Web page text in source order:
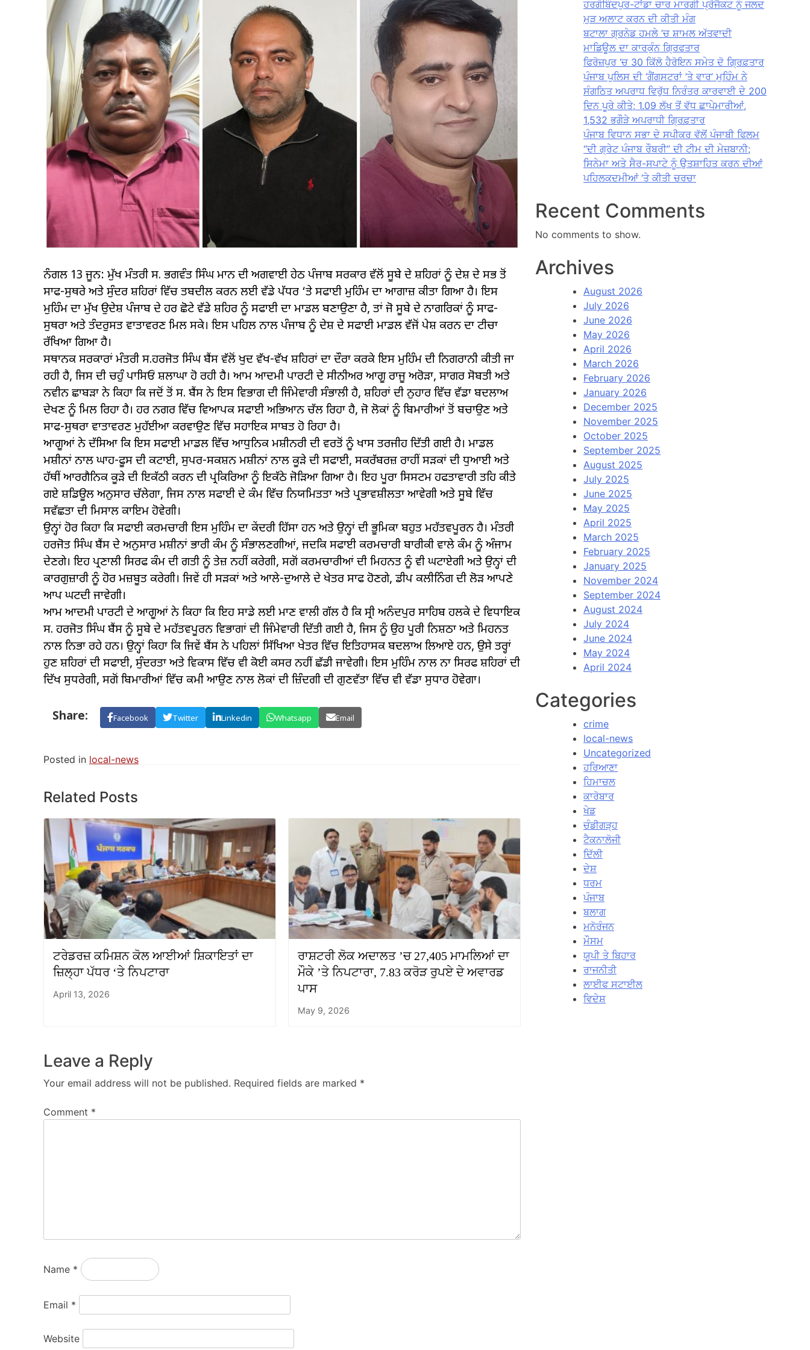
ਨੰਗਲ 13 ਜੂਨ: ਮੁੱਖ ਮੰਤਰੀ ਸ. ਭਗਵੰਤ ਸਿੰਘ ਮਾਨ ਦੀ ਅਗਵਾਈ ਹੇਠ ਪੰਜਾਬ ਸਰਕਾਰ ਵੱਲੋਂ ਸੂਬੇ ਦੇ ਸ਼ਹਿਰਾਂ ਨੂੰ ਦੇਸ਼ ਦੇ ਸਭ ਤੋਂ
ਸਾਫ-ਸੁਥਰੇ ਅਤੇ ਸੁੰਦਰ ਸ਼ਹਿਰਾਂ ਵਿੱਚ ਤਬਦੀਲ ਕਰਨ ਲਈ ਵੱਡੇ ਪੱਧਰ ‘ਤੇ ਸਫਾਈ ਮੁਹਿੰਮ ਦਾ ਆਗਾਜ਼ ਕੀਤਾ ਗਿਆ ਹੈ। ਇਸ
ਮੁਹਿੰਮ ਦਾ ਮੁੱਖ ਉਦੇਸ਼ ਪੰਜਾਬ ਦੇ ਹਰ ਛੋਟੇ ਵੱਡੇ ਸ਼ਹਿਰ ਨੂੰ ਸਫਾਈ ਦਾ ਮਾਡਲ ਬਣਾਉਣਾ ਹੈ, ਤਾਂ ਜੋ ਸੂਬੇ ਦੇ ਨਾਗਰਿਕਾਂ ਨੂੰ ਸਾਫ-
ਸੁਥਰਾ ਅਤੇ ਤੰਦਰੁਸਤ ਵਾਤਾਵਰਣ ਮਿਲ ਸਕੇ। ਇਸ ਪਹਿਲ ਨਾਲ ਪੰਜਾਬ ਨੂੰ ਦੇਸ਼ ਦੇ ਸਫਾਈ ਮਾਡਲ ਵੱਜੋਂ ਪੇਸ਼ ਕਰਨ ਦਾ ਟੀਚਾ
ਰੱਖਿਆ ਗਿਆ ਹੈ।
ਸਥਾਨਕ ਸਰਕਾਰਾਂ ਮੰਤਰੀ ਸ.ਹਰਜੋਤ ਸਿੰਘ ਬੈਂਸ ਵੱਲੋਂ ਖੁਦ ਵੱਖ-ਵੱਖ ਸ਼ਹਿਰਾਂ ਦਾ ਦੌਰਾ ਕਰਕੇ ਇਸ ਮੁਹਿੰਮ ਦੀ ਨਿਗਰਾਨੀ ਕੀਤੀ ਜਾ
ਰਹੀ ਹੈ, ਜਿਸ ਦੀ ਚਹੁੰ ਪਾਸਿਓਂ ਸ਼ਲਾਘਾ ਹੋ ਰਹੀ ਹੈ। ਆਮ ਆਦਮੀ ਪਾਰਟੀ ਦੇ ਸੀਨੀਅਰ ਆਗੂ ਰਾਜੂ ਅਰੋੜਾ, ਸਾਗਰ ਸੋਬਤੀ ਅਤੇ
ਨਵੀਨ ਛਾਬੜਾ ਨੇ ਕਿਹਾ ਕਿ ਜਦੋਂ ਤੋਂ ਸ. ਬੈਂਸ ਨੇ ਇਸ ਵਿਭਾਗ ਦੀ ਜਿੰਮੇਵਾਰੀ ਸੰਭਾਲੀ ਹੈ, ਸ਼ਹਿਰਾਂ ਦੀ ਨੁਹਾਰ ਵਿੱਚ ਵੱਡਾ ਬਦਲਾਅ
ਦੇਖਣ ਨੂੰ ਮਿਲ ਰਿਹਾ ਹੈ। ਹਰ ਨਗਰ ਵਿੱਚ ਵਿਆਪਕ ਸਫਾਈ ਅਭਿਆਨ ਚੱਲ ਰਿਹਾ ਹੈ, ਜੋ ਲੋਕਾਂ ਨੂੰ ਬਿਮਾਰੀਆਂ ਤੋਂ ਬਚਾਉਣ ਅਤੇ
ਸਾਫ-ਸੁਥਰਾ ਵਾਤਾਵਰਣ ਮੁਹੱਈਆ ਕਰਵਾਉਣ ਵਿੱਚ ਸਹਾਇਕ ਸਾਬਤ ਹੋ ਰਿਹਾ ਹੈ।
ਆਗੂਆਂ ਨੇ ਦੱਸਿਆ ਕਿ ਇਸ ਸਫਾਈ ਮਾਡਲ ਵਿੱਚ ਆਧੁਨਿਕ ਮਸ਼ੀਨਰੀ ਦੀ ਵਰਤੋਂ ਨੂੰ ਖਾਸ ਤਰਜੀਹ ਦਿੱਤੀ ਗਈ ਹੈ। ਮਾਡਲ
ਮਸ਼ੀਨਾਂ ਨਾਲ ਘਾਹ-ਫੂਸ ਦੀ ਕਟਾਈ, ਸੁਪਰ-ਸਕਸ਼ਨ ਮਸ਼ੀਨਾਂ ਨਾਲ ਕੂੜੇ ਦੀ ਸਫਾਈ, ਸਕਰੱਬਰਜ਼ ਰਾਹੀਂ ਸੜਕਾਂ ਦੀ ਧੁਆਈ ਅਤੇ
ਹੱਥੀਂ ਆਰਗੈਨਿਕ ਕੂੜੇ ਦੀ ਇਕੱਠੀ ਕਰਨ ਦੀ ਪ੍ਰਕਿਰਿਆ ਨੂੰ ਇਕੱਠੇ ਜੋੜਿਆ ਗਿਆ ਹੈ। ਇਹ ਪੂਰਾ ਸਿਸਟਮ ਹਫਤਾਵਾਰੀ ਤਹਿ ਕੀਤੇ
ਗਏ ਸ਼ਡਿਊਲ ਅਨੁਸਾਰ ਚੱਲੇਗਾ, ਜਿਸ ਨਾਲ ਸਫਾਈ ਦੇ ਕੰਮ ਵਿੱਚ ਨਿਯਮਿਤਤਾ ਅਤੇ ਪ੍ਰਭਾਵਸ਼ੀਲਤਾ ਆਵੇਗੀ ਅਤੇ ਸੂਬੇ ਵਿੱਚ
ਸਵੱਛਤਾ ਦੀ ਮਿਸਾਲ ਕਾਇਮ ਹੋਵੇਗੀ।
ਉਨ੍ਹਾਂ ਹੋਰ ਕਿਹਾ ਕਿ ਸਫਾਈ ਕਰਮਚਾਰੀ ਇਸ ਮੁਹਿੰਮ ਦਾ ਕੇਂਦਰੀ ਹਿੱਸਾ ਹਨ ਅਤੇ ਉਨ੍ਹਾਂ ਦੀ ਭੂਮਿਕਾ ਬਹੁਤ ਮਹੱਤਵਪੂਰਨ ਹੈ। ਮੰਤਰੀ
ਹਰਜੋਤ ਸਿੰਘ ਬੈਂਸ ਦੇ ਅਨੁਸਾਰ ਮਸ਼ੀਨਾਂ ਭਾਰੀ ਕੰਮ ਨੂੰ ਸੰਭਾਲਣਗੀਆਂ, ਜਦਕਿ ਸਫਾਈ ਕਰਮਚਾਰੀ ਬਾਰੀਕੀ ਵਾਲੇ ਕੰਮ ਨੂੰ ਅੰਜਾਮ
ਦੇਣਗੇ। ਇਹ ਪ੍ਰਣਾਲੀ ਸਿਰਫ ਕੰਮ ਦੀ ਗਤੀ ਨੂੰ ਤੇਜ਼ ਨਹੀਂ ਕਰੇਗੀ, ਸਗੋਂ ਕਰਮਚਾਰੀਆਂ ਦੀ ਮਿਹਨਤ ਨੂੰ ਵੀ ਘਟਾਏਗੀ ਅਤੇ ਉਨ੍ਹਾਂ ਦੀ
ਕਾਰਗੁਜ਼ਾਰੀ ਨੂੰ ਹੋਰ ਮਜ਼ਬੂਤ ਕਰੇਗੀ। ਜਿਵੇਂ ਹੀ ਸੜਕਾਂ ਅਤੇ ਆਲੇ-ਦੁਆਲੇ ਦੇ ਖੇਤਰ ਸਾਫ ਹੋਣਗੇ, ਡੀਪ ਕਲੀਨਿੰਗ ਦੀ ਲੋੜ ਆਪਣੇ
ਆਪ ਘਟਦੀ ਜਾਵੇਗੀ।
ਆਮ ਆਦਮੀ ਪਾਰਟੀ ਦੇ ਆਗੂਆਂ ਨੇ ਕਿਹਾ ਕਿ ਇਹ ਸਾਡੇ ਲਈ ਮਾਣ ਵਾਲੀ ਗੱਲ ਹੈ ਕਿ ਸ੍ਰੀ ਅਨੰਦਪੁਰ ਸਾਹਿਬ ਹਲਕੇ ਦੇ ਵਿਧਾਇਕ
ਸ. ਹਰਜੋਤ ਸਿੰਘ ਬੈਂਸ ਨੂੰ ਸੂਬੇ ਦੇ ਮਹੱਤਵਪੂਰਨ ਵਿਭਾਗਾਂ ਦੀ ਜਿੰਮੇਵਾਰੀ ਦਿੱਤੀ ਗਈ ਹੈ, ਜਿਸ ਨੂੰ ਉਹ ਪੂਰੀ ਨਿਸ਼ਠਾ ਅਤੇ ਮਿਹਨਤ
ਨਾਲ ਨਿਭਾ ਰਹੇ ਹਨ। ਉਨ੍ਹਾਂ ਕਿਹਾ ਕਿ ਜਿਵੇਂ ਬੈਂਸ ਨੇ ਪਹਿਲਾਂ ਸਿੱਖਿਆ ਖੇਤਰ ਵਿੱਚ ਇਤਿਹਾਸਕ ਬਦਲਾਅ ਲਿਆਏ ਹਨ, ਉਸੇ ਤਰ੍ਹਾਂ
ਹੁਣ ਸ਼ਹਿਰਾਂ ਦੀ ਸਫਾਈ, ਸੁੰਦਰਤਾ ਅਤੇ ਵਿਕਾਸ ਵਿੱਚ ਵੀ ਕੋਈ ਕਸਰ ਨਹੀਂ ਛੱਡੀ ਜਾਵੇਗੀ। ਇਸ ਮੁਹਿੰਮ ਨਾਲ ਨਾ ਸਿਰਫ ਸ਼ਹਿਰਾਂ ਦੀ
ਦਿੱਖ ਸੁਧਰੇਗੀ, ਸਗੋਂ ਬਿਮਾਰੀਆਂ ਵਿੱਚ ਕਮੀ ਆਉਣ ਨਾਲ ਲੋਕਾਂ ਦੀ ਜ਼ਿੰਦਗੀ ਦੀ ਗੁਣਵੱਤਾ ਵਿੱਚ ਵੀ ਵੱਡਾ ਸੁਧਾਰ ਹੋਵੇਗਾ।
Share: Facebook Twitter Linkedin Whatsapp Email
Posted in local-news
Related Posts
ਟਰੇਡਰਜ਼ ਕਮਿਸ਼ਨ ਕੋਲ ਆਈਆਂ ਸ਼ਿਕਾਇਤਾਂ ਦਾ
ਜ਼ਿਲ੍ਹਾ ਪੱਧਰ ‘ਤੇ ਨਿਪਟਾਰਾ
April 13, 2026
ਰਾਸ਼ਟਰੀ ਲੋਕ ਅਦਾਲਤ ’ਚ 27,405 ਮਾਮਲਿਆਂ ਦਾ
ਮੌਕੇ ’ਤੇ ਨਿਪਟਾਰਾ, 7.83 ਕਰੋੜ ਰੁਪਏ ਦੇ ਅਵਾਰਡ
ਪਾਸ
May 9, 2026
Leave a Reply
Your email address will not be published. Required fields are marked *
Comment *
Name *
Email *
Website
ਹਰਗੋਬਿੰਦਪੁਰ-ਟਾਂਡਾ ਚਾਰ ਮਾਰਗੀ ਪ੍ਰੋਜੈਕਟ ਨੂੰ ਜਲਦ
ਮੁੜ ਅਲਾਟ ਕਰਨ ਦੀ ਕੀਤੀ ਮੰਗ
ਬਟਾਲਾ ਗ੍ਰਨੇਡ ਹਮਲੇ ’ਚ ਸ਼ਾਮਲ ਅੱਤਵਾਦੀ
ਮਾਡਿਊਲ ਦਾ ਕਾਰਕੁੰਨ ਗ੍ਰਿਫਤਾਰ
ਫਿਰੋਜ਼ਪੁਰ ‘ਚ 30 ਕਿੱਲੋ ਹੈਰੋਇਨ ਸਮੇਤ ਦੋ ਗ੍ਰਿਫ਼ਤਾਰ
ਪੰਜਾਬ ਪੁਲਿਸ ਦੀ ‘ਗੈਂਗਸਟਰਾਂ ’ਤੇ ਵਾਰ’ ਮੁਹਿੰਮ ਨੇ
ਸੰਗਠਿਤ ਅਪਰਾਧ ਵਿਰੁੱਧ ਨਿਰੰਤਰ ਕਾਰਵਾਈ ਦੇ 200
ਦਿਨ ਪੂਰੇ ਕੀਤੇ; 1.09 ਲੱਖ ਤੋਂ ਵੱਧ ਛਾਪੇਮਾਰੀਆਂ,
1,532 ਭਗੌੜੇ ਅਪਰਾਧੀ ਗ੍ਰਿਫ਼ਤਾਰ
ਪੰਜਾਬ ਵਿਧਾਨ ਸਭਾ ਦੇ ਸਪੀਕਰ ਵੱਲੋਂ ਪੰਜਾਬੀ ਫਿਲਮ
“ਦੀ ਗ੍ਰੇਟ ਪੰਜਾਬ ਰੌਬਰੀ” ਦੀ ਟੀਮ ਦੀ ਮੇਜ਼ਬਾਨੀ;
ਸਿਨੇਮਾ ਅਤੇ ਸੈਰ-ਸਪਾਟੇ ਨੂੰ ਉਤਸ਼ਾਹਿਤ ਕਰਨ ਦੀਆਂ
ਪਹਿਲਕਦਮੀਆਂ ‘ਤੇ ਕੀਤੀ ਚਰਚਾ
Recent Comments
No comments to show.
Archives
August 2026
July 2026
June 2026
May 2026
April 2026
March 2026
February 2026
January 2026
December 2025
November 2025
October 2025
September 2025
August 2025
July 2025
June 2025
May 2025
April 2025
March 2025
February 2025
January 2025
November 2024
September 2024
August 2024
July 2024
June 2024
May 2024
April 2024
Categories
crime
local-news
Uncategorized
ਹਰਿਆਣਾ
ਹਿਮਾਚਲ
ਕਾਰੋਬਾਰ
ਖੇਡ
ਚੰਡੀਗੜ੍ਹ
ਟੈਕਨਾਲੋਜੀ
ਦਿੱਲੀ
ਦੇਸ਼
ਧਰਮ
ਪੰਜਾਬ
ਬਲਾਗ
ਮਨੋਰੰਜਨ
ਮੌਸਮ
ਯੂਪੀ ਤੇ ਬਿਹਾਰ
ਰਾਜਨੀਤੀ
ਲਾਈਫ ਸਟਾਈਲ
ਵਿਦੇਸ਼